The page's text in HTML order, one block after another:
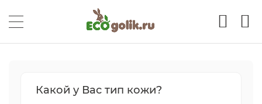
Какой у Вас тип кожи?